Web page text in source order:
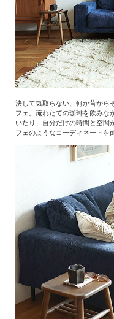
決して気取らない、何か昔から
フェ。淹れたての珈琲を飲みな
いたり、自分だけの時間と空間
フェのようなコーディネートを